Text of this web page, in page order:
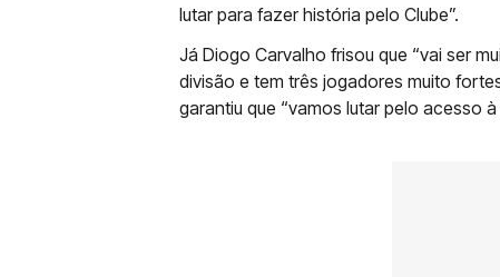
lutar para fazer história pelo Clube”.
Já Diogo Carvalho frisou que “vai ser
divisão e tem três jogadores muito
garantiu que “vamos lutar pelo acesso à